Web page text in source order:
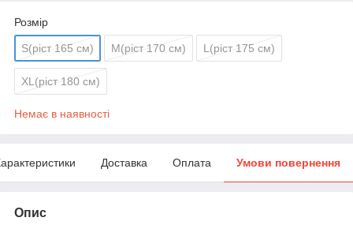
Розмір
S(ріст 165 см) M(ріст 170 см) L(ріст 175 см)
XL(ріст 180 см)
Немає в наявності
Доставка Оплата Умови повернення
Опис